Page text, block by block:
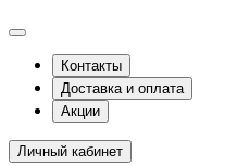
Контакты
Доставка и оплата
Акции
Личный кабинет